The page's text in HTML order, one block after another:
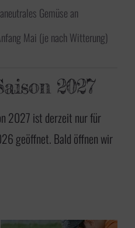
Gemüse an
Mai (je nach Witterung)
2027
2027 ist derzeit nur für
geöffnet. Bald öffnen wir